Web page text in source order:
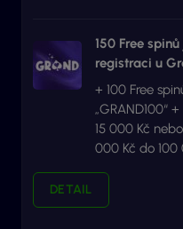
150 Free
registraci u
+ 100 Free
„GRAND100“
15 000 Kč
000 Kč do 100
DETAIL